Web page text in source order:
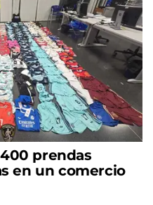
prendas
en un comercio